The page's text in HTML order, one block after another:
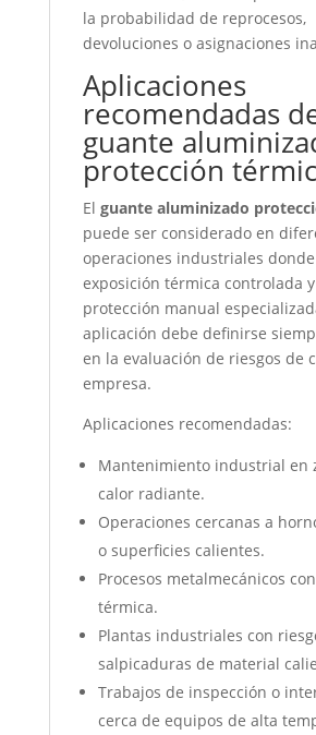
la probabilidad de reprocesos,
devoluciones o asignaciones
Aplicaciones
recomendadas
guante
protección
El guante aluminizado
puede ser considerado en
operaciones industriales
exposición térmica controlada
protección manual
aplicación debe definirse
en la evaluación de riesgos de
empresa.
Aplicaciones recomendadas:
Mantenimiento industrial en
calor radiante.
Operaciones cercanas a
o superficies calientes.
Procesos metalmecánicos
térmica.
Plantas industriales con
salpicaduras de material
Trabajos de inspección o
cerca de equipos de alta